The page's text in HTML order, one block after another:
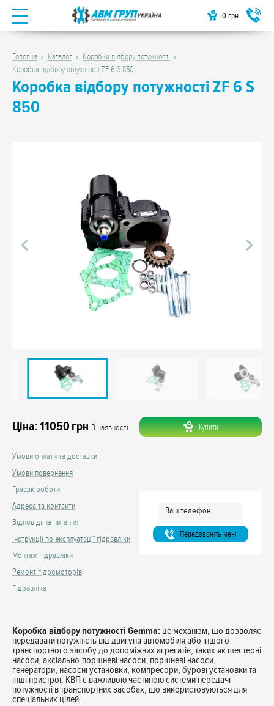
0 грн
Головна Каталог
Коробки відбору потужності
Коробка відбору потужності ZF 6 S 850
Коробка відбору потужності ZF 6 S
850
Ціна:11050 грн В наявності Купити
Умови оплати та доставки
Умови повернення
Графік роботи
Адреса та контакти
Відповіді на питання
Інструкції по експлуатації гідравліки
Монтаж гідравліки
Ремонт гідромоторів
Гідравліка
Передзвонiть менi
Коробка відбору потужності Gemma: це механізм, що дозволяє
передавати потужність від двигуна автомобіля або іншого
транспортного засобу до допоміжних агрегатів, таких як шестерні
насоси, аксіально-поршневі насоси, поршневі насоси,
генератори, насосні установки, компресори, бурові установки та
інші пристрої. КВП є важливою частиною системи передачі
потужності в транспортних засобах, що використовуються для
спеціальних цілей.